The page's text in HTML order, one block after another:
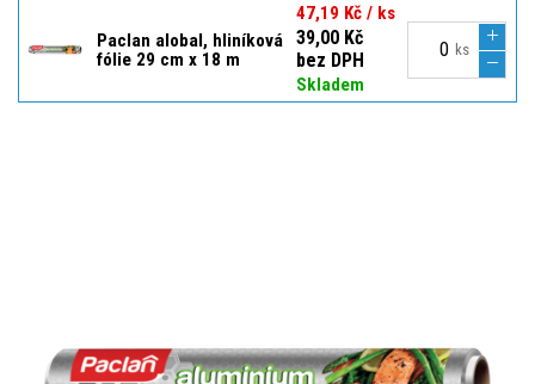
Paclan alobal, hliníková
fólie 29 cm x 18 m
47,19 Kč / ks
39,00 Kč
bez DPH
Skladem
ks